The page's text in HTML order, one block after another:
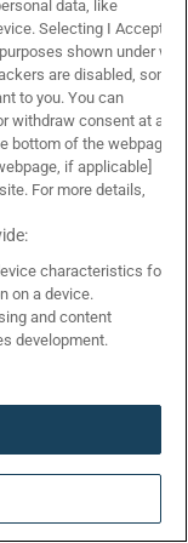
ΒΙΣΕΟΥ
με Δωρεάν
☀️
data, like
Selecting I Accept
shown under we
are disabled, some
to you. You can
withdraw consent at any
bottom of the webpage
if applicable]
For more details,
characteristics for
on a device.
and content
development.